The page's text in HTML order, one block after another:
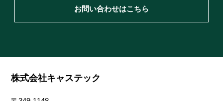
お問い合わせはこちら
株式会社キャステック